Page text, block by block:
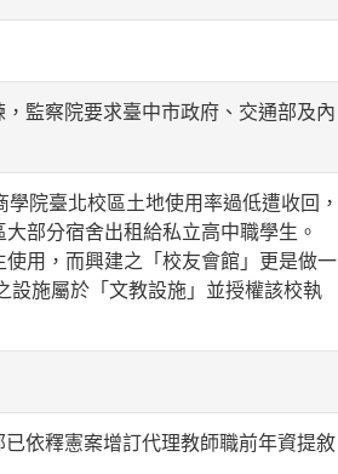
監察院要求臺中市政府、交通部及內
院臺北校區土地使用率過低遭收回，
部分宿舍出租給私立高中職學生。
用，而興建之「校友會館」更是做一
設施屬於「文教設施」並授權該校執
依釋憲案增訂代理教師職前年資提敘